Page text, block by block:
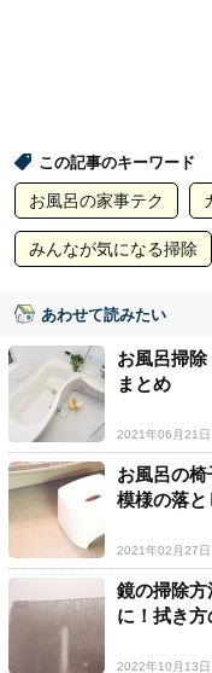
この記事のキーワード
お風呂の家事テク
みんなが気になる掃除
あわせて読みたい
お風呂掃
まとめ
2021年06月21日
お風呂の
模様の落と
2021年02月27日
鏡の掃除
に！拭き方
2022年10月13日